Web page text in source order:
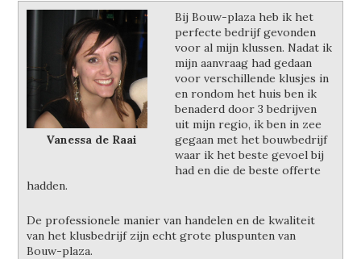
Vanessa de Raai
Bij Bouw-plaza heb ik het
perfecte bedrijf gevonden
voor al mijn klussen. Nadat ik
mijn aanvraag had gedaan
voor verschillende klusjes in
en rondom het huis ben ik
benaderd door 3 bedrijven
uit mijn regio, ik ben in zee
gegaan met het bouwbedrijf
waar ik het beste gevoel bij
had en die de beste offerte
hadden.
De professionele manier van handelen en de kwaliteit
van het klusbedrijf zijn echt grote pluspunten van
Bouw-plaza.